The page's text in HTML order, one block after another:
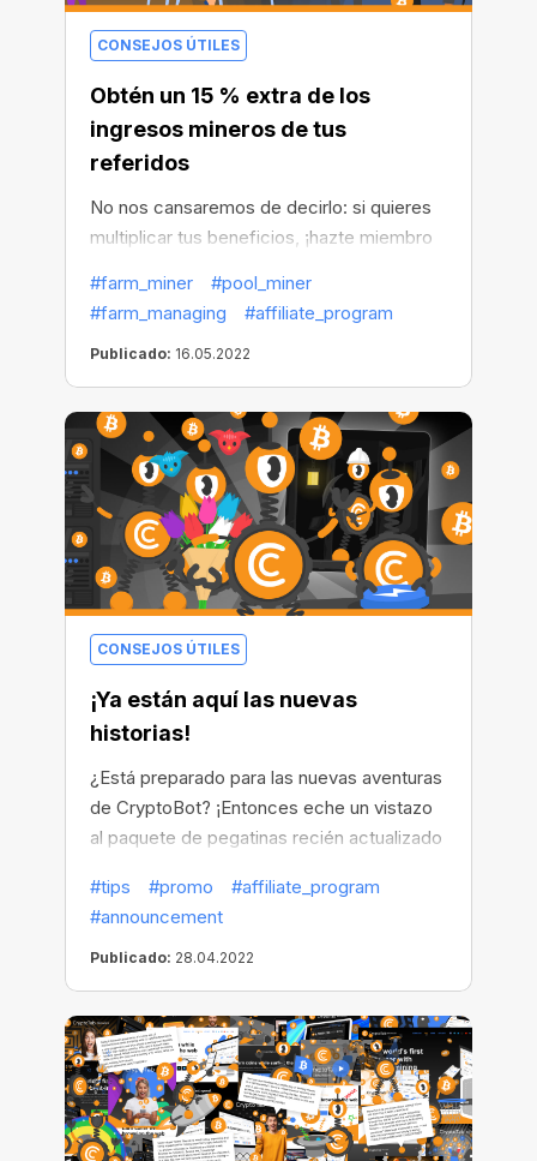
CONSEJOS ÚTILES
Obtén un 15 % extra de los
ingresos mineros de tus
referidos
No nos cansaremos de decirlo: si quieres
multiplicar tus beneficios, ¡hazte miembro
#farm_miner
#pool_miner
#farm_managing
#affiliate_program
Publicado: 16.05.2022
CONSEJOS ÚTILES
¡Ya están aquí las nuevas
historias!
¿Está preparado para las nuevas aventuras
de CryptoBot? ¡Entonces eche un vistazo
al paquete de pegatinas recién actualizado
ha estado haciendo! Teleportaciones,
trucos locos, minería innovadora, así como
nuevos compañeros... ¡tantos momentos
increíbles que estamos encantados de
compartir con usted para que los disfrute!
¡Elija las que más le gusten!
#tips #promo
#affiliate_program
#announcement
Publicado: 28.04.2022